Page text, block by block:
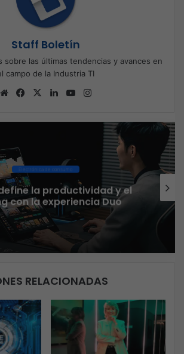
Staff Boletín
las últimas tendencias y avances en
campo de la Industria TI
Sitio
Facebook
X LinkedInYouTube
Ciberseguridad
las empresas en LATAM
que el phishing sigue
funcionando
RELACIONADAS